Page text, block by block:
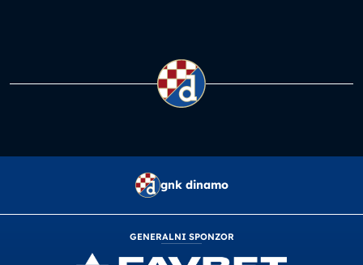
gnk dinamo
GENERALNI SPONZOR